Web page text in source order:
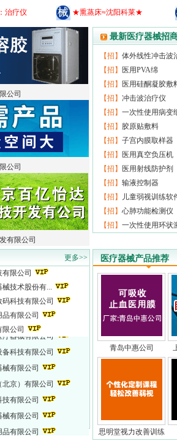
治疗仪 ★熏蒸床≈沈阳科莱★
公司
公司
有限公司
最新医疗器械招
【招】 体外线性冲击波
【招】
医用PVA绵
【招】
医用硅酮凝胶敷
【招】 冲击波治疗仪
【招】 一次性使用病变
【招】 胶原贴敷料
【招】 子宫内膜取样器
【招】
医用真空负压机
【招】
医用射线防护剂
【招】 输液控制器
【招】
儿童弱视训练软
【招】 心肺功能检测仪
【招】 一次性使用环状
更多>> 医疗器械产品推荐
青岛中惠公司
思明堂视力改善训练